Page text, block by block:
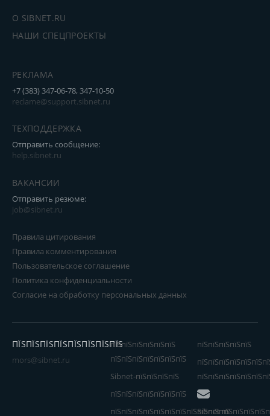
О SIBNET.RU
НАШИ СПЕЦПРОЕКТЫ
РЕКЛАМА
+7 (383) 347-06-78, 347-10-50
reclame@support.sibnet.ru
ТЕХПОДДЕРЖКА
Отправить сообщение:
help.sibnet.ru
ВАКАНСИИ
Отправить резюме:
job@sibnet.ru
Правила цитирования
Правила комментирования
Пользовательское соглашение
Политика конфиденциальности
Согласие на обработку персональных данных
ПЇЅПЇЅПЇЅПЇЅПЇЅПЇЅПЇЅПЇЅ
mors@sibnet.ru
пїЅпїЅпїЅпїЅпїЅпїЅ
пїЅпїЅпїЅпїЅпїЅпїЅпїЅ
Sibnet-пїЅпїЅпїЅпїЅ
пїЅпїЅпїЅпїЅпїЅ
пїЅпїЅпїЅпїЅпїЅпїЅпїЅ
пїЅпїЅпїЅпїЅпїЅпїЅпїЅпїЅпїЅпїЅпїЅ
Sibnet